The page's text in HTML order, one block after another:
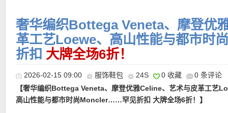
6折活动区直达链接在此
• 私密大促全场6折优惠码： FIRST40仅限新用户，最低消费200欧
至3月31日！
• 满200欧全球免邮，不满200欧到德国邮费8欧。
• 30天内可退换。
• 支付方式： American Express, MasterCard, Visa, JCB,
Discover (only for USD currency), Paypal 和 支付宝。
奢华编织Bottega Veneta、摩登优
革工艺Loewe、高山性能与都市
折扣 大牌全场6折！
2026-02-15 09:00 服饰鞋包 24S 0 收藏
0 条评论
【奢华编织Bottega Veneta、摩登优雅Celine、艺术与皮革工艺
高山性能与都市时尚Moncler……罕见折扣 大牌全场6折！】